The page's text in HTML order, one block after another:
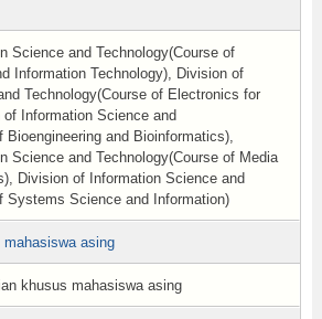
Science and Technology(Course of
Information Technology), Division of
Technology(Course of Electronics for
of Information Science and
Bioengineering and Bioinformatics),
Science and Technology(Course of Media
Division of Information Science and
Systems Science and Information)
asing
khusus mahasiswa asing